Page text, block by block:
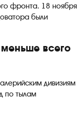
фронта. 18 ноября
были
всего
дивизиям
по тылам